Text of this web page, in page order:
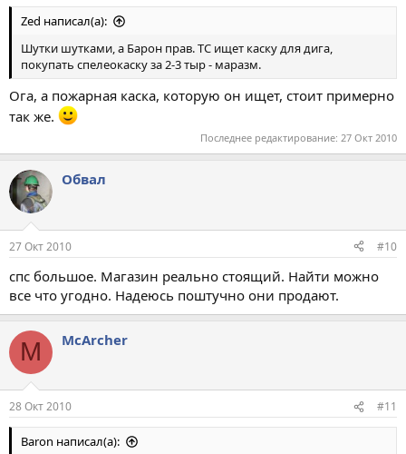
Zed написал(а):
Шутки шутками, а Барон прав. ТС ищет каску для дига,
покупать спелеокаску за 2-3 тыр - маразм.
Ога, а пожарная каска, которую он ищет, стоит примерно
так же.
Последнее редактирование: 27 Окт 2010
Обвал
27 Окт 2010 #10
спс большое. Магазин реально стоящий. Найти можно
все что угодно. Надеюсь поштучно они продают.
M McArcher
28 Окт 2010 #11
Baron написал(а):